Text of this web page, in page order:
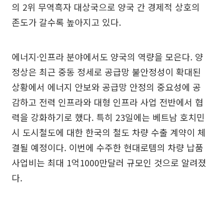
의 2위 무역흑자 대상국으로 양국 간 경제적 상호의
존도가 갈수록 높아지고 있다.
에너지·인프라 분야에서도 양국의 역량을 모은다. 양
정상은 최근 중동 정세로 공급망 불안정성이 확대된
상황에서 에너지 안보와 공급망 안정의 중요성에 공
감하고 전력 인프라와 대형 인프라 사업 전반에서 협
력을 강화하기로 했다. 특히 23일에는 베트남 호치민
시 도시철도에 대한 한국의 철도 차량 수출 계약이 체
결될 예정이다. 이번에 수주한 현대로템의 차량 납품
사업비는 최대 1억1000만달러 규모인 것으로 알려졌
다.